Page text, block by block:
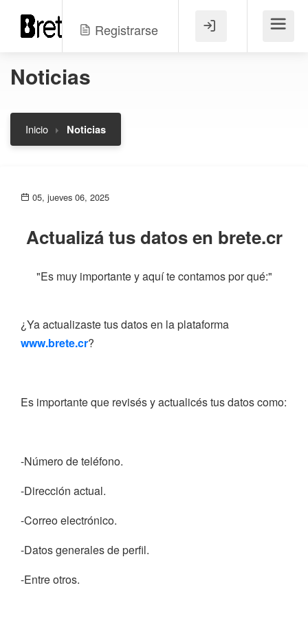
Registrarse Menú
Noticias
Inicio Noticias
05, jueves 06, 2025
Actualizá tus datos en brete.cr
"Es muy importante y aquí te contamos por qué:"
¿Ya actualizaste tus datos en la plataforma
www.brete.cr?
Es importante que revisés y actualicés tus datos como:
-Número de teléfono.
-Dirección actual.
-Correo electrónico.
-Datos generales de perfil.
-Entre otros.